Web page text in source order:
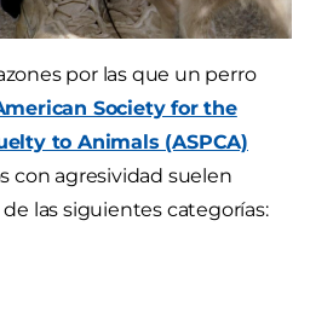
por las que un perro
Society for the
to Animals (ASPCA)
con agresividad suelen
las siguientes categorías: